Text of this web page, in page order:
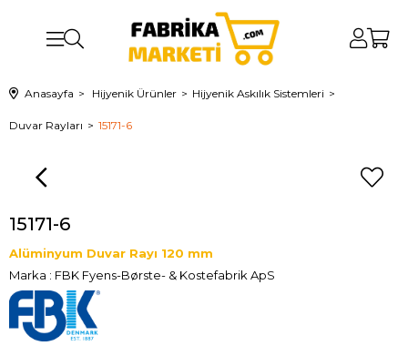
Anasayfa Hijyenik Ürünler Hijyenik Askılık Sistemleri
Duvar Rayları 15171-6
15171-6
Alüminyum Duvar Rayı 120 mm
Marka : FBK Fyens-Børste- & Kostefabrik ApS